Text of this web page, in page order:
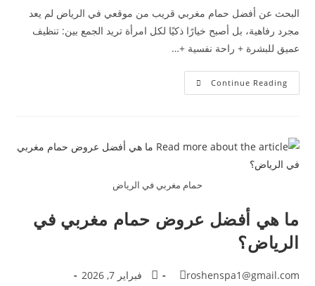
البحث عن أفضل حمام مغربي قريب من موقعي في الرياض لم يعد
مجرد رفاهية، بل أصبح خيارًا ذكيًا لكل امرأة تريد الجمع بين: تنظيف
عميق للبشرة + راحة نفسية +…
Continue Reading
حمام مغربي في الرياض
ما هي أفضل عروض حمام مغربي في
الرياض؟
roshenspa1@gmail.com
فبراير 7, 2026